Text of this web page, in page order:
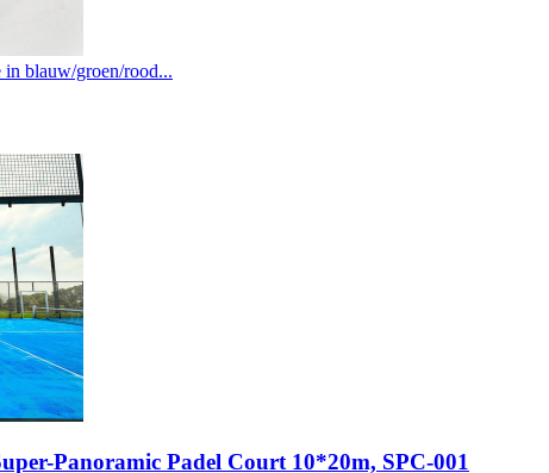
in blauw/groen/rood...
Panoramic Padel Court 10*20m, SPC-001